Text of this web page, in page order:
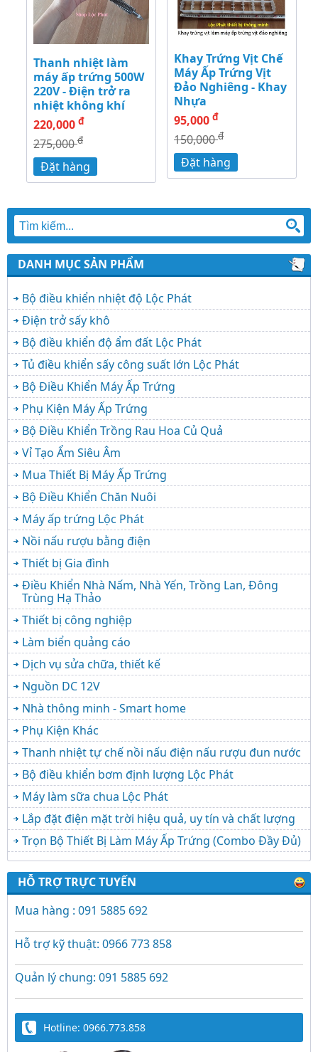
Thanh nhiệt làm
máy ấp trứng 500W
220V - Điện trở ra
nhiệt không khí
220,000 đ
275,000đ
Đặt hàng
Khay Trứng Vịt Chế
Máy Ấp Trứng Vịt
Đảo Nghiêng - Khay
Nhựa
95,000 đ
150,000đ
Đặt hàng
DANH MỤC SẢN PHẨM
Bộ điều khiển nhiệt độ Lộc Phát
Điện trở sấy khô
Bộ điều khiển độ ẩm đất Lộc Phát
Tủ điều khiển sấy công suất lớn Lộc Phát
Bộ Điều Khiển Máy Ấp Trứng
Phụ Kiện Máy Ấp Trứng
Bộ Điều Khiển Trồng Rau Hoa Củ Quả
Vỉ Tạo Ẩm Siêu Âm
Mua Thiết Bị Máy Ấp Trứng
Bộ Điều Khiển Chăn Nuôi
Máy ấp trứng Lộc Phát
Nồi nấu rượu bằng điện
Thiết bị Gia đình
Điều Khiển Nhà Nấm, Nhà Yến, Trồng Lan, Đông
Trùng Hạ Thảo
Thiết bị công nghiệp
Làm biển quảng cáo
Dịch vụ sửa chữa, thiết kế
Nguồn DC 12V
Nhà thông minh - Smart home
Phụ Kiện Khác
Thanh nhiệt tự chế nồi nấu điện nấu rượu đun nước
Bộ điều khiển bơm định lượng Lộc Phát
Máy làm sữa chua Lộc Phát
Lắp đặt điện mặt trời hiệu quả, uy tín và chất lượng
Trọn Bộ Thiết Bị Làm Máy Ấp Trứng (Combo Đầy Đủ)
HỖ TRỢ TRỰC TUYẾN
Mua hàng : 091 5885 692
Hỗ trợ kỹ thuật: 0966 773 858
Quản lý chung: 091 5885 692
Hotline: 0966.773.858